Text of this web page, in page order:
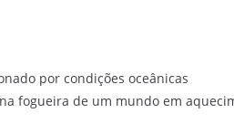
por condições oceânicas
fogueira de um mundo em